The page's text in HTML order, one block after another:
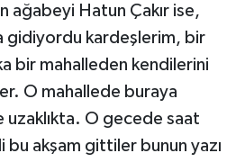
ağabeyi Hatun Çakır ise,
gidiyordu kardeşlerim, bir
bir mahalleden kendilerini
O mahallede buraya
uzaklıkta. O gecede saat
akşam gittiler bunun yazı